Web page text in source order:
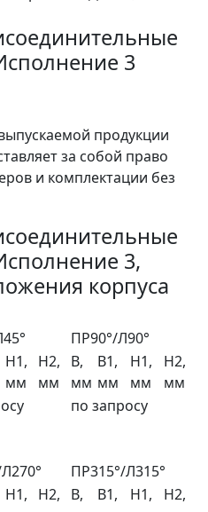
3
продукции
за собой право
и комплектации без
3,
корпуса
ПР90°/Л90°
H1,
мм
H2,
мм
B,
мм
B1,
мм
H1,
мм
H2,
мм
по запросу
ПР315°/Л315°
H1,
H2,
B,
B1,
H1,
H2,